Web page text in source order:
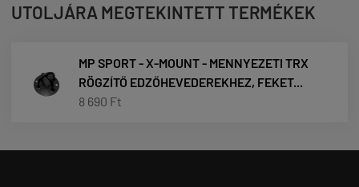
UTOLJÁRA MEGTEKINTETT TERMÉKEK
MP SPORT - X-MOUNT - MENNYEZETI TRX
RÖGZÍTŐ EDZŐHEVEDEREKHEZ, FEKET...
8 690 Ft